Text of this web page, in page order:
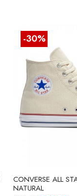
-30%
CONVERSE ALL
NATURAL